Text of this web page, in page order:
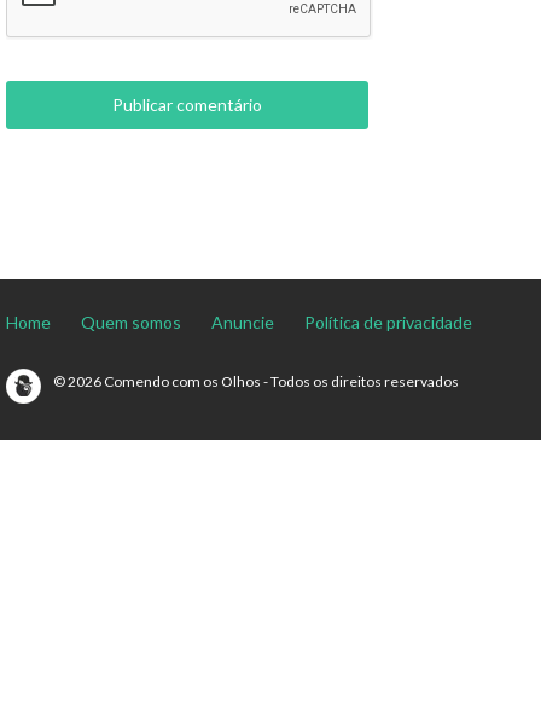
Home Quem somos Anuncie Política de privacidade
© 2026 Comendo com os Olhos - Todos os direitos reservados